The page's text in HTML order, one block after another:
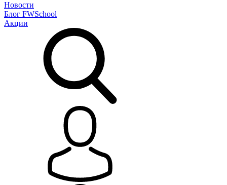
Новости
Блог FWSchool
Акции